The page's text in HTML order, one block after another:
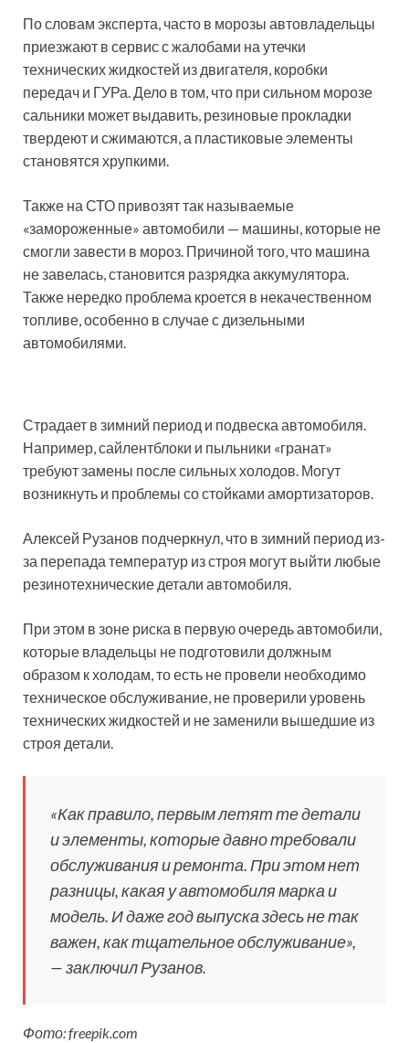
По словам эксперта, часто в морозы автовладельцы
приезжают в сервис с жалобами на утечки
технических жидкостей из двигателя, коробки
передач и ГУРа. Дело в том, что при сильном морозе
сальники может выдавить, резиновые прокладки
твердеют и сжимаются, а пластиковые элементы
становятся хрупкими.
Также на СТО привозят так называемые
«замороженные» автомобили — машины, которые не
смогли завести в мороз. Причиной того, что машина
не завелась, становится разрядка аккумулятора.
Также нередко проблема кроется в некачественном
топливе, особенно в случае с дизельными
автомобилями.
Страдает в зимний период и подвеска автомобиля.
Например, сайлентблоки и пыльники «гранат»
требуют замены после сильных холодов. Могут
возникнуть и проблемы со стойками амортизаторов.
Алексей Рузанов подчеркнул, что в зимний период из-
за перепада температур из строя могут выйти любые
резинотехнические детали автомобиля.
При этом в зоне риска в первую очередь автомобили,
которые владельцы не подготовили должным
образом к холодам, то есть не провели необходимо
техническое обслуживание, не проверили уровень
технических жидкостей и не заменили вышедшие из
строя детали.
«Как правило, первым летят те детали
и элементы, которые давно требовали
обслуживания и ремонта. При этом нет
разницы, какая у автомобиля марка и
модель. И даже год выпуска здесь не так
важен, как тщательное обслуживание»,
— заключил Рузанов.
Фото: freepik.com